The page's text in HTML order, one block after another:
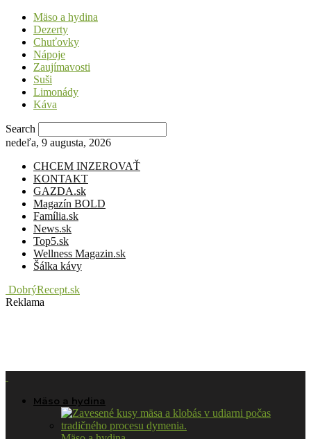
Mäso a hydina
Dezerty
Chuťovky
Nápoje
Zaujímavosti
Suši
Limonády
Káva
Search
nedeľa, 9 augusta, 2026
CHCEM INZEROVAŤ
KONTAKT
GAZDA.sk
Magazín BOLD
Família.sk
News.sk
Top5.sk
Wellness Magazin.sk
Šálka kávy
DobrýRecept.sk
Reklama
Mäso a hydina